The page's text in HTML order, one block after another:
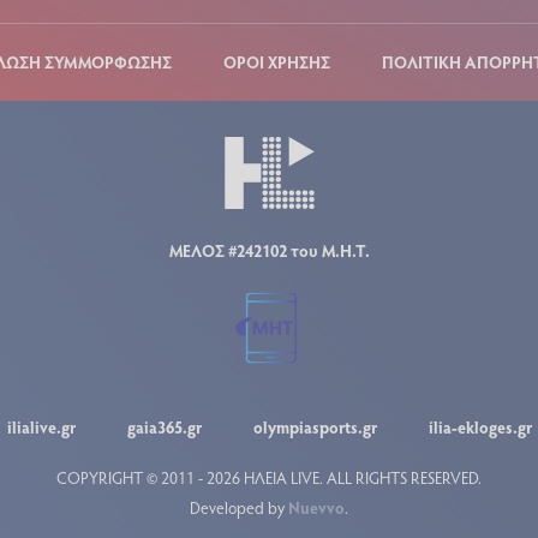
ΣΥΜΜΟΡΦΩΣΗΣ ΟΡΟΙ ΧΡΗΣΗΣ ΠΟΛΙΤΙΚΗ
ΜΕΛΟΣ #242102 του Μ.Η.Τ.
ilialive.gr gaia365.gr olympiasports.gr ilia-ekloges.gr
COPYRIGHT © 2011 - 2026 ΗΛΕΙΑ LIVE. ALL RIGHTS RESERVED.
Developed by Nuevvo.